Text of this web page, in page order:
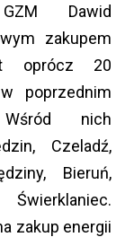
Dawid
zakupem
oprócz 20
poprzednim
nich
Czeladź,
Bieruń,
Świerklaniec.
zakup energii